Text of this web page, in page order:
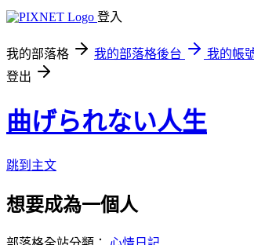
登入
我的部落格 我的部落格後台
我的帳
登出
曲げられない人生
跳到主文
想要成為一個人